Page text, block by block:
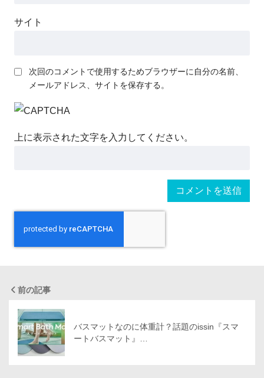
サイト
次回のコメントで使用するためブラウザーに自分の名前、
メールアドレス、サイトを保存する。
上に表示された文字を入力してください。
前の記事
バスマットなのに体重計？話題のissin『スマ
ートバスマット』…